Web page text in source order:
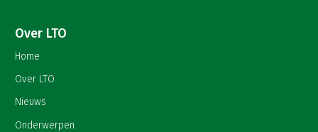
Over LTO
Home
Over LTO
Nieuws
Onderwerpen